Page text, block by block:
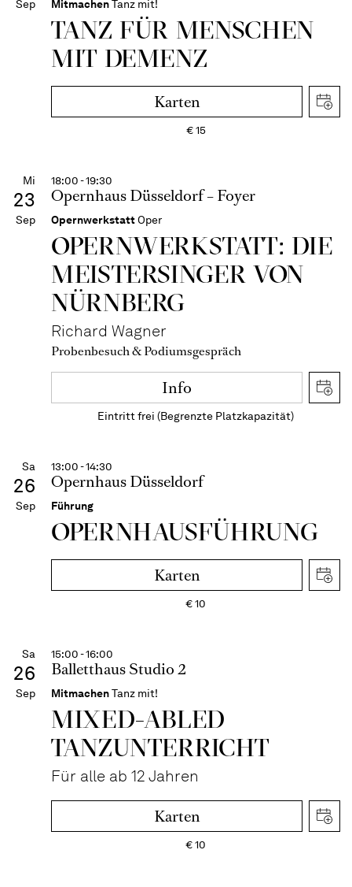
Sep MitmachenTanz mit!
TANZ FÜR MENSCHEN
MIT DEMENZ
Karten
€15
Mi
23
Sep
18:00 - 19:30
Opernhaus Düsseldorf – Foyer
OpernwerkstattOper
OPERN­WERKSTATT: DIE
MEISTER­SINGER VON
NÜRNBERG
Richard Wagner
Probenbesuch & Podiumsgespräch
Info
Eintritt frei (Begrenzte Platzkapazität)
Sa
26
Sep
13:00 - 14:30
Opernhaus Düsseldorf
Führung
OPERN­HAUS­FÜH­RUNG
Karten
€10
Sa
26
Sep
15:00 - 16:00
Balletthaus Studio 2
MitmachenTanz mit!
MIXED-­ABLED
TANZ­UNTER­RICHT
Für alle ab 12 Jahren
Karten
€10